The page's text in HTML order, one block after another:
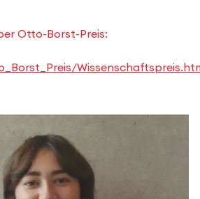
Otto-Borst-Preis: